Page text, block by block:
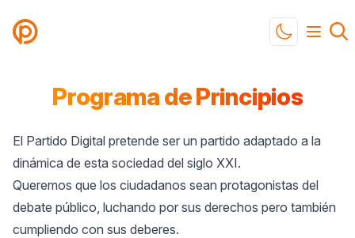
Partido Digital
Toggle
Programa de Principios
El Partido Digital pretende ser un partido adaptado a la
dinámica de esta sociedad del siglo XXI.
Queremos que los ciudadanos sean protagonistas del
debate público, luchando por sus derechos pero también
cumpliendo con sus deberes.